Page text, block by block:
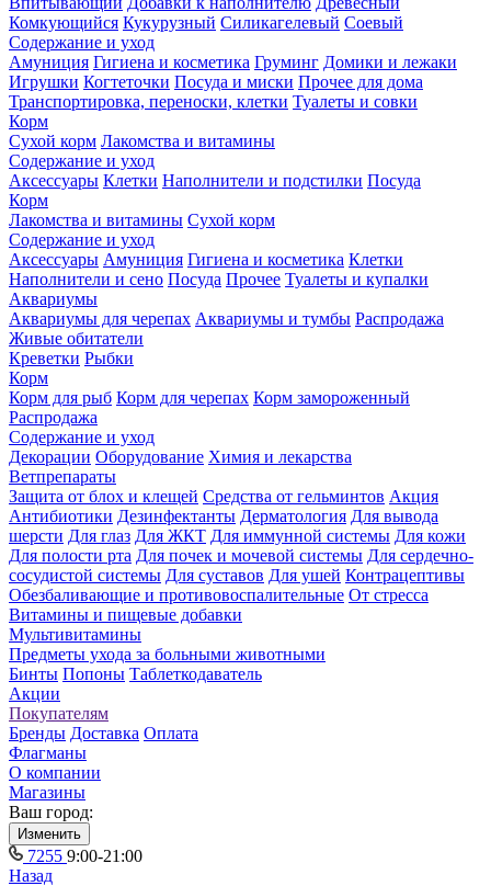
Комкующийся Кукурузный Силикагелевый Соевый
Содержание и уход
Амуниция Гигиена и косметика Груминг Домики и лежаки
Игрушки Когтеточки Посуда и миски Прочее для дома
Транспортировка, переноски, клетки Туалеты и совки
Корм
Сухой корм Лакомства и витамины
Содержание и уход
Аксессуары Клетки Наполнители и подстилки Посуда
Корм
Лакомства и витамины Сухой корм
Содержание и уход
Аксессуары Амуниция Гигиена и косметика Клетки
Наполнители и сено Посуда Прочее Туалеты и купалки
Аквариумы
Аквариумы для черепах Аквариумы и тумбы Распродажа
Живые обитатели
Креветки Рыбки
Корм
Корм для рыб Корм для черепах Корм замороженный
Распродажа
Содержание и уход
Декорации Оборудование Химия и лекарства
Ветпрепараты
Защита от блох и клещей Средства от гельминтов Акция
Антибиотики Дезинфектанты Дерматология Для вывода
шерсти Для глаз Для ЖКТ Для иммунной системы Для кожи
Для полости рта Для почек и мочевой системы Для сердечно-
сосудистой системы Для суставов Для ушей Контрацептивы
Обезбаливающие и противовоспалительные От стресса
Витамины и пищевые добавки
Мультивитамины
Предметы ухода за больными животными
Бинты Попоны Таблеткодаватель
Акции
Покупателям
Бренды Доставка Оплата
Флагманы
О компании
Магазины
Ваш город:
Изменить
7255 9:00-21:00
Назад